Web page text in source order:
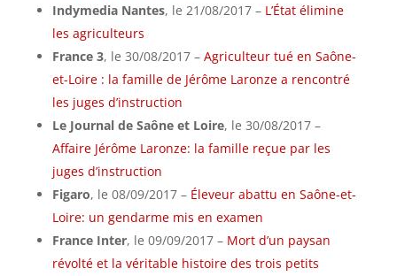
Indymedia Nantes, le 21/08/2017 – L’État élimine
les agriculteurs
France 3, le 30/08/2017 – Agriculteur tué en Saône-
et-Loire : la famille de Jérôme Laronze a rencontré
les juges d’instruction
Le Journal de Saône et Loire, le 30/08/2017 –
Affaire Jérôme Laronze: la famille reçue par les
juges d’instruction
Figaro, le 08/09/2017 – Éleveur abattu en Saône-et-
Loire: un gendarme mis en examen
France Inter, le 09/09/2017 – Mort d’un paysan
révolté et la véritable histoire des trois petits